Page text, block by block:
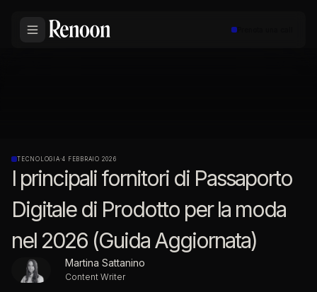
TECNOLOGIA·4 FEBBRAIO 2026
I principali fornitori di Passaporto
Digitale di Prodotto per la moda
nel 2026 (Guida Aggiornata)
Martina Sattanino
Content Writer